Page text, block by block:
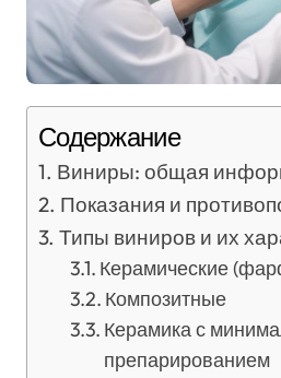
Содержание
Виниры: общая
Показания и
Типы виниров и их
Керамические
Композитные
Керамика с
препарированием